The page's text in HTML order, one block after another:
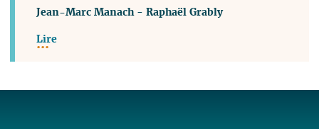
Jean-Marc Manach -Raphaël Grably
Lire